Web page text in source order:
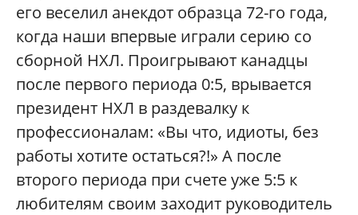
его веселил анекдот образца 72-го года,
когда наши впервые играли серию со
сборной НХЛ. Проигрывают канадцы
после первого периода 0:5, врывается
президент НХЛ в раздевалку к
профессионалам: «Вы что, идиоты, без
работы хотите остаться?!» А после
второго периода при счете уже 5:5 к
любителям своим заходит руководитель